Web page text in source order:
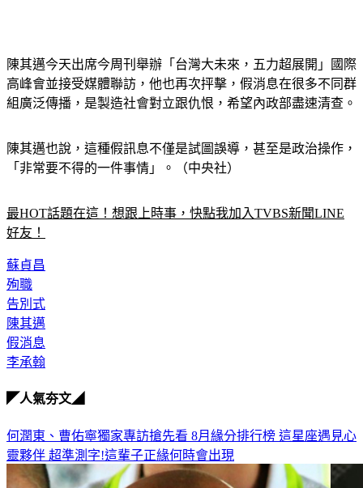
陳其邁今天出席今周刊舉辦「台灣大未來，五力超展開」國際
高峰會並接受媒體聯訪，他也再次抨擊，假消息在很多不同群
組廣泛傳播，是製造社會對立跟仇恨，希望內政部盡速清查。
陳其邁也說，這種假訊息不僅是試圖誤導，甚至是政治操作，
「非常要不得的一件事情」。（中央社）
最HOT話題在這！想跟上時事，快點我加入TVBS新聞LINE
好友！
蘇貞昌
殉職
告別式
陳其邁
假消息
李承翰
◤人氣夯文◢
何潤東、曹佑寧獨家專訪搶先看 8月緣分排行榜 這星座遇見心
靈夥伴 超準測字!這輩子正緣何時會出現